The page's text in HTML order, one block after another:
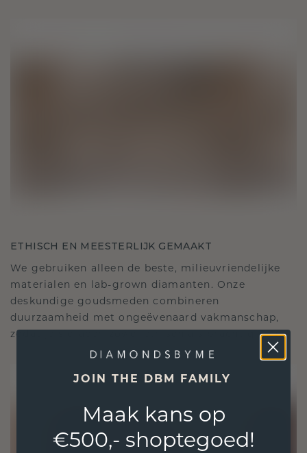
ETHISCH EN MEESTERLIJK GEMAAKT
We gebruiken alleen de beste, milieuvriendelijke
materialen en lab-grown diamanten. Onze
deskundige goudsmeden combineren
duurzaamheid met ongeëvenaard vakmanschap,
zodat je sieraden zowel ethisch als prachtig zijn.
JOIN THE DBM FAMILY
Maak kans op
€500,- shoptegoed!